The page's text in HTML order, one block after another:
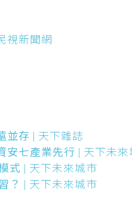
視新聞網
並存 | 天下雜誌
安七產業先行 | 天下未
式 | 天下未來城市
？ | 天下未來城市